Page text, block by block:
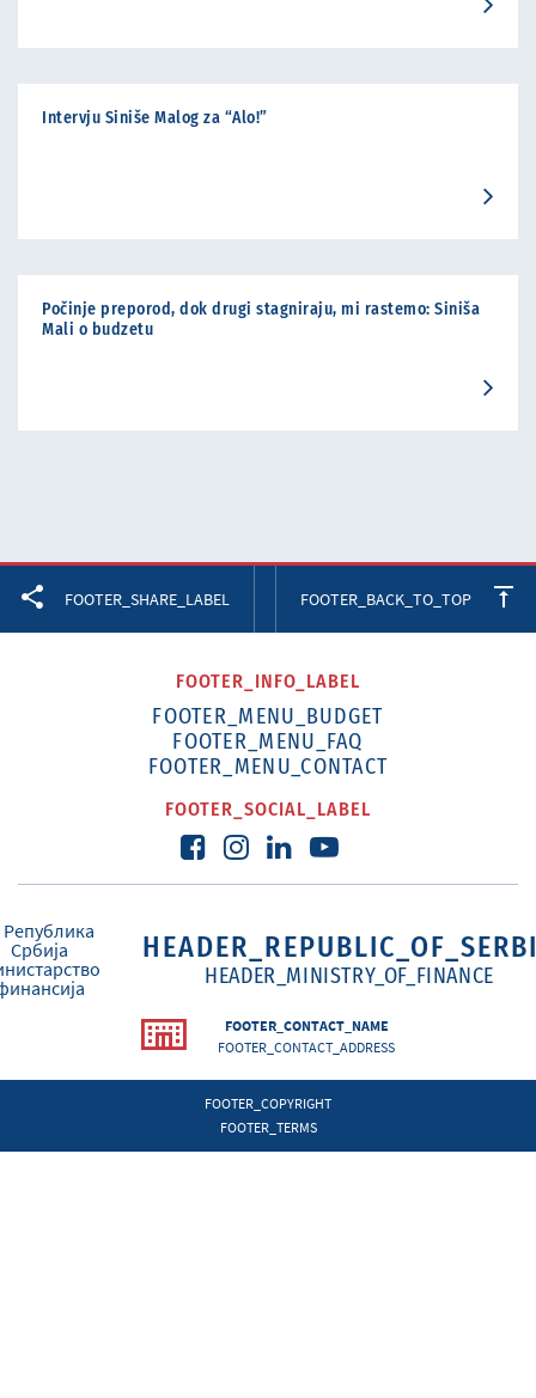
Intervju Siniše Malog za “Alo!”
Počinje preporod, dok drugi stagniraju, mi rastemo: Siniša
Mali o budzetu
FOOTER_SHARE_LABEL FOOTER_BACK_TO_TOP
FOOTER_INFO_LABEL
FOOTER_MENU_BUDGET
FOOTER_MENU_FAQ
FOOTER_MENU_CONTACT
FOOTER_SOCIAL_LABEL
HEADER_MINISTRY_OF_FINANCE
FOOTER_CONTACT_NAME
FOOTER_CONTACT_ADDRESS
FOOTER_COPYRIGHT
FOOTER_TERMS